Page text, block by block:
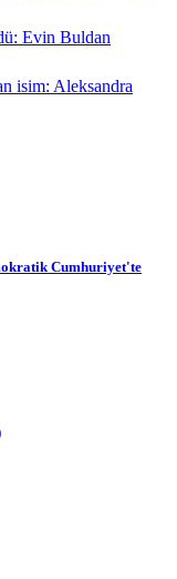
Evin Buldan
isim: Aleksandra
Cumhuriyet'te